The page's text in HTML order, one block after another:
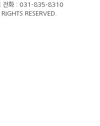
전화 : 031-835-8310
RESERVED.